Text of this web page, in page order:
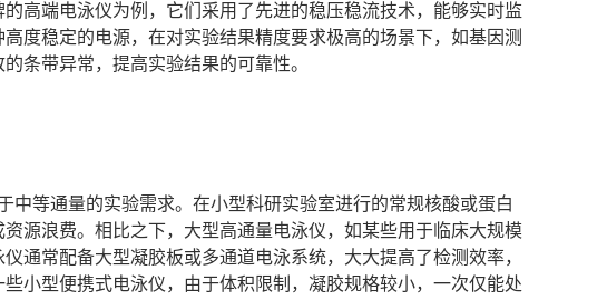
高端电泳仪为例，它们采用了先进的稳压稳流技术，能够实时监
度稳定的电源，在对实验结果精度要求极高的场景下，如基因测
条带异常，提高实验结果的可靠性。
中等通量的实验需求。在小型科研实验室进行的常规核酸或蛋白
源浪费。相比之下，大型高通量电泳仪，如某些用于临床大规模
通常配备大型凝胶板或多通道电泳系统，大大提高了检测效率，
小型便携式电泳仪，由于体积限制，凝胶规格较小，一次仅能处